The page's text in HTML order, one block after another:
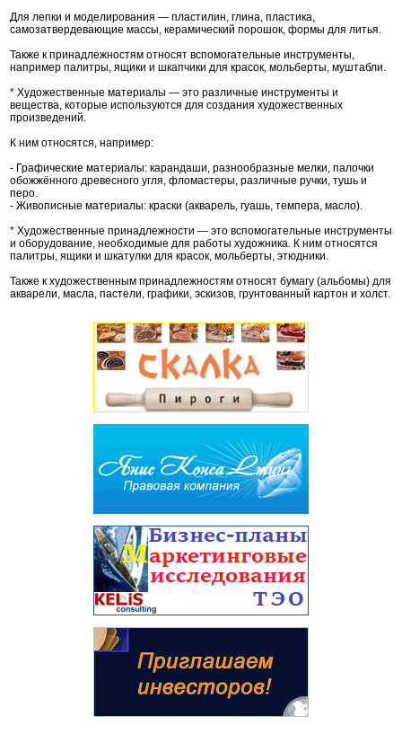
Для лепки и моделирования — пластилин, глина, пластика,
самозатвердевающие массы, керамический порошок, формы для литья.
Также к принадлежностям относят вспомогательные инструменты,
например палитры, ящики и шкапчики для красок, мольберты, муштабли.
* Художественные материалы — это различные инструменты и
вещества, которые используются для создания художественных
произведений.
К ним относятся, например:
- Графические материалы: карандаши, разнообразные мелки, палочки
обожжённого древесного угля, фломастеры, различные ручки, тушь и
перо.
- Живописные материалы: краски (акварель, гуашь, темпера, масло).
* Художественные принадлежности — это вспомогательные инструменты
и оборудование, необходимые для работы художника. К ним относятся
палитры, ящики и шкатулки для красок, мольберты, этюдники.
Также к художественным принадлежностям относят бумагу (альбомы) для
акварели, масла, пастели, графики, эскизов, грунтованный картон и холст.